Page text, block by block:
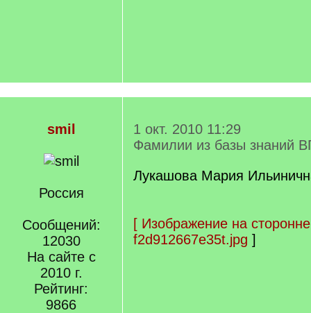
smil
Россия
Сообщений:
12030
На сайте с
2010 г.
Рейтинг:
9866
1 окт. 2010 11:29
Фамилии из базы знаний
Лукашова Мария
[ Изображение на
f2d912667e35t.jpg ]